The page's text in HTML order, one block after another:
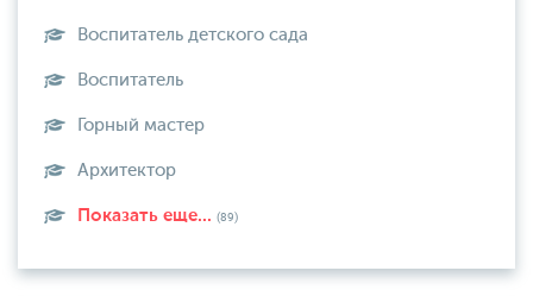
Воспитатель детского сада
Воспитатель
Горный мастер
Архитектор
Показать еще... (89)